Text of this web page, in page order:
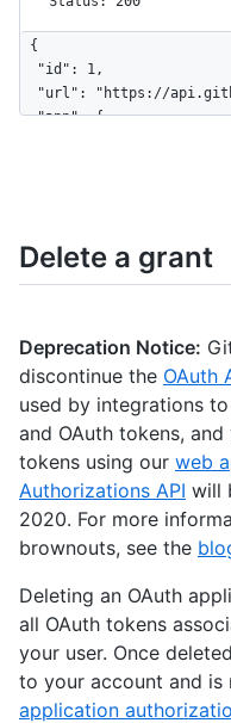
{
  "id": 1,
"url": "https://
  "app": {
"updated_at": "2011-09-
  "scopes": [
}
Delete a grant
Deprecation Notice:
discontinue the OAuth
used by integrations
and OAuth tokens,
tokens using our web
Authorizations API will
2020. For more
brownouts, see the
Deleting an OAuth
all OAuth tokens
your user. Once
to your account and is
application